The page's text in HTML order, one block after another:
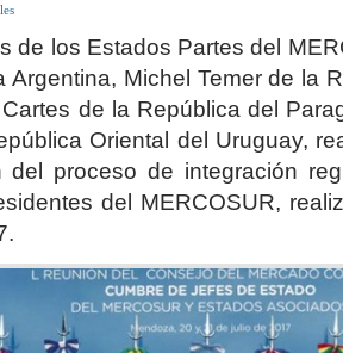
de los Estados Partes del
Argentina, Michel Temer de la
de la República del
Oriental del Uruguay,
del proceso de integración
del MERCOSUR,